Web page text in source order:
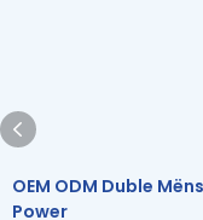
OEM ODM Duble
Power